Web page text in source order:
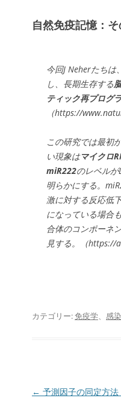
自然免疫記憶：
今回J Neherたち
し、長期生存する
ティック再プログ
（https://
この研究では最初か
い現象はマイクロ
miR222のレベル
明らかにする。
激に対する反応低
になっている場合
合体のコンポーネ
見する。（https://
カテゴリー:免疫学、 感
投
← 予測因子の同定方